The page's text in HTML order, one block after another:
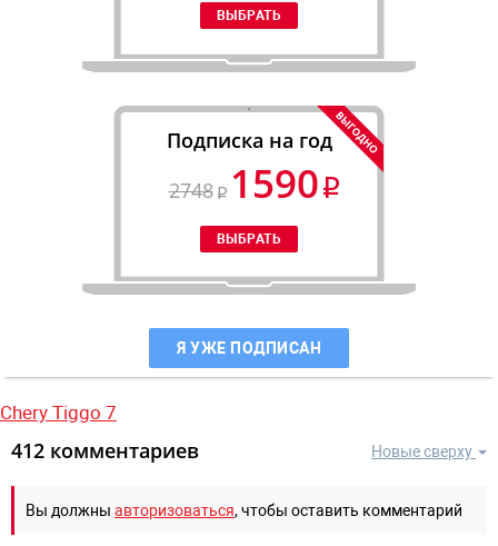
Подписка на год
2748
1590
Я УЖЕ ПОДПИСАН
Chery Tiggo 7
Новые сверху
412 комментариев
Вы должны авторизоваться, чтобы оставить комментарий